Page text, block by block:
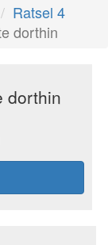
Ratsel 4
dorthin
dorthin